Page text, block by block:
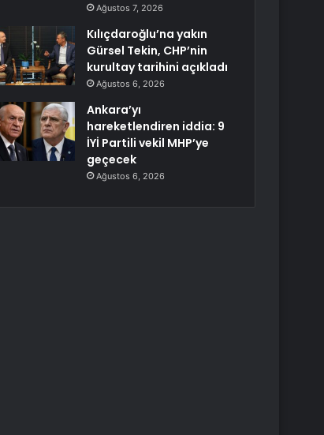
Ağustos 7, 2026
Kılıçdaroğlu’na yakın
Gürsel Tekin, CHP’nin
kurultay tarihini açıkladı
Ağustos 6, 2026
Ankara’yı
hareketlendiren iddia: 9
İYİ Partili vekil MHP’ye
geçecek
Ağustos 6, 2026